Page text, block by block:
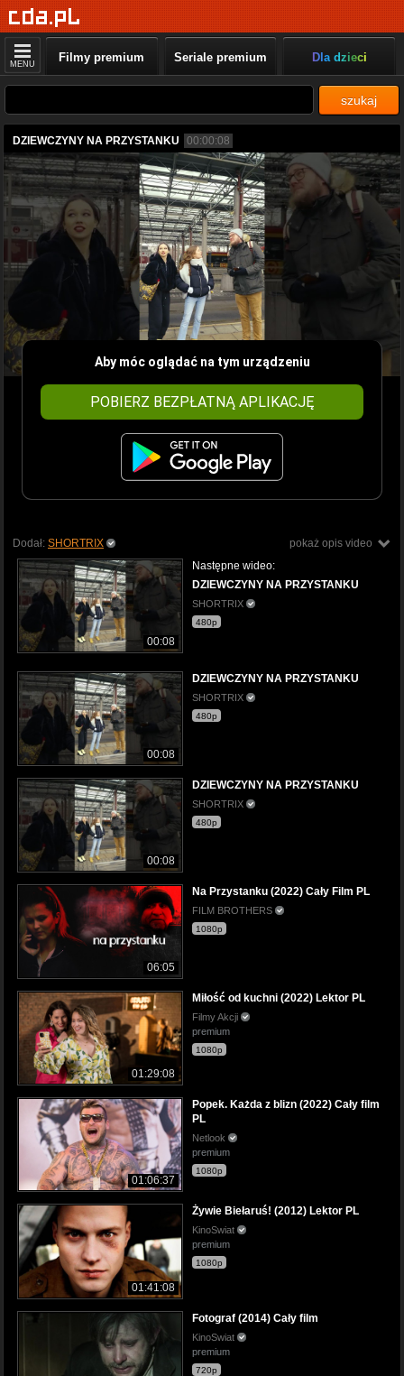
MENU Filmy premium Seriale premium Dla dzieci
szukaj
DZIEWCZYNY NA PRZYSTANKU 00:00:08
Aby móc oglądać na tym urządzeniu
POBIERZ BEZPŁATNĄ APLIKACJĘ
pokaż opis video
Dodał: SHORTRIX
00:08
Następne wideo:
DZIEWCZYNY NA PRZYSTANKU
SHORTRIX
480p
00:08
DZIEWCZYNY NA PRZYSTANKU
SHORTRIX
480p
00:08
DZIEWCZYNY NA PRZYSTANKU
SHORTRIX
480p
06:05
Na Przystanku (2022) Cały Film PL
FILM BROTHERS
1080p
01:29:08
Miłość od kuchni (2022) Lektor PL
Filmy Akcji
premium
1080p
01:06:37
Popek. Każda z blizn (2022) Cały film
PL
Netlook
premium
1080p
01:41:08
Żywie Biełaruś! (2012) Lektor PL
KinoSwiat
premium
1080p
Fotograf (2014) Cały film
KinoSwiat
premium
720p